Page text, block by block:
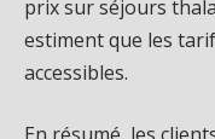
prix sur séjours
estiment que les
accessibles.